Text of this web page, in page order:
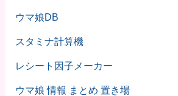
ウマ娘DB
スタミナ計算機
レシート因子メーカー
ウマ娘 情報 まとめ 置き場